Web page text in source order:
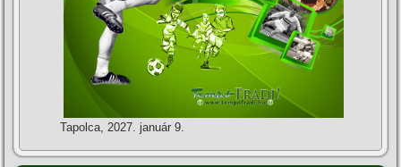
Tapolca, 2027. január 9.